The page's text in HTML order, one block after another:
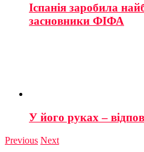
Іспанія заробила
засновники ФІФА
У його руках –
Previous Next